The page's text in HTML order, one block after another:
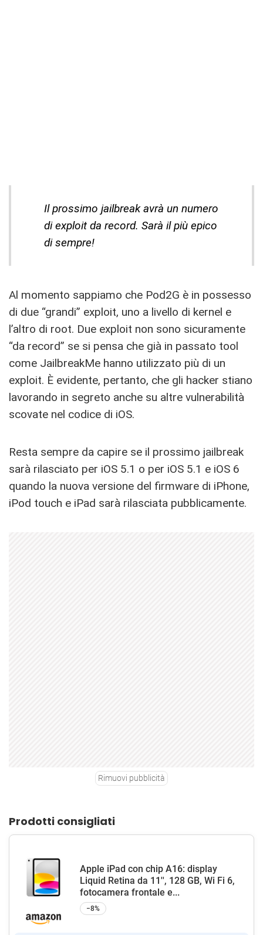
Il prossimo jailbreak avrà un numero
di exploit da record. Sarà il più epico
di sempre!
Al momento sappiamo che Pod2G è in possesso
di due “grandi” exploit, uno a livello di kernel e
l’altro di root. Due exploit non sono sicuramente
“da record” se si pensa che già in passato tool
come JailbreakMe hanno utilizzato più di un
exploit. È evidente, pertanto, che gli hacker stiano
lavorando in segreto anche su altre vulnerabilità
scovate nel codice di iOS.
Resta sempre da capire se il prossimo jailbreak
sarà rilasciato per iOS 5.1 o per iOS 5.1 e iOS 6
quando la nuova versione del firmware di iPhone,
iPod touch e iPad sarà rilasciata pubblicamente.
Rimuovi pubblicità
Prodotti consigliati
Apple iPad con chip A16: display
Liquid Retina da 11'', 128 GB, Wi Fi 6,
fotocamera frontale e...
−8%